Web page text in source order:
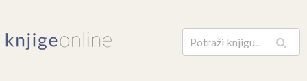
Pretraga